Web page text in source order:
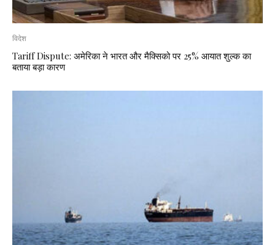
विदेश
Tariff Dispute: अमेरिका ने भारत और मैक्सिको पर 25% आयात शुल्क का
बताया बड़ा कारण